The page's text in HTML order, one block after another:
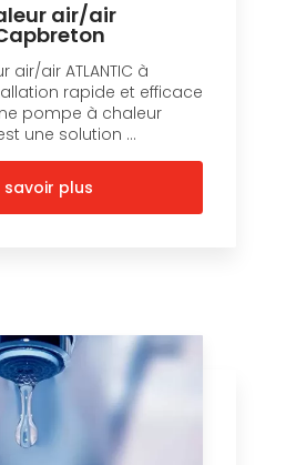
air/air
air ATLANTIC à
rapide et efficace
pompe à chaleur
une solution ...
savoir plus